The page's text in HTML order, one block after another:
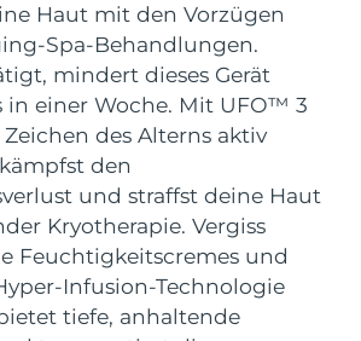
Haut mit den Vorzügen
Spa-Behandlungen.
mindert dieses Gerät
in einer Woche. Mit UFO™ 3
des Alterns aktiv
den
und straffst deine Haut
Kryotherapie. Vergiss
Feuchtigkeitscremes und
Infusion-Technologie
tiefe, anhaltende
massage
4 Plus
LED heating
4 Men
anti-aging massage
toning
2 go
toning on-the-go
2 eyes & lips
line smoothing device
3 Set
facial hydration
3 LED
infrared and red light therapy
Mundpflege
4
silicone sonic toothbrush
4 plus
hybrid silicone sonic toothbrush
BEHANDLUNG
LED-Behandlungen
NEW
Erwartete Lieferung
Erwartete Lieferung১২/৮/২৬
Erwartete Lieferung
Erwartete Lieferung
Erwartete Lieferung১৩/৮/২৬